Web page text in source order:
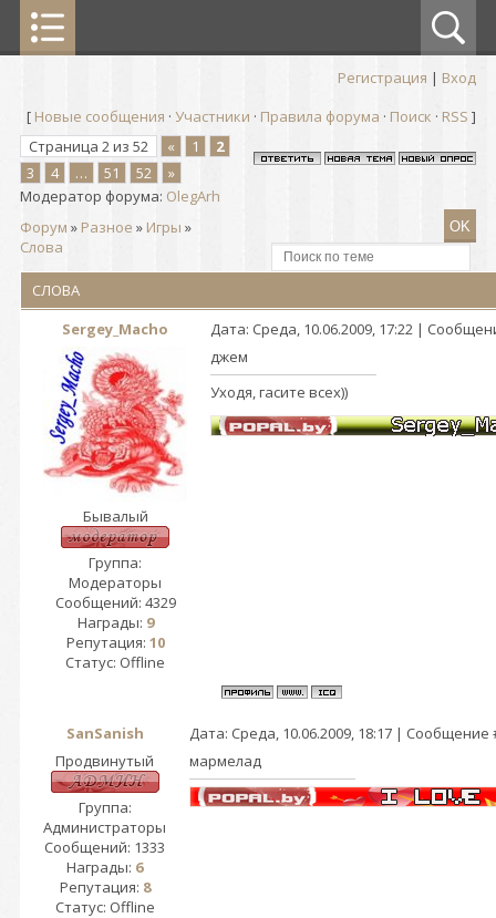
Регистрация | Вход
[ Новые сообщения · Участники · Правила форума · Поиск · RSS ]
Страница 2из 52 « 1
2
3
4 … 51 52
»
Модератор форума: OlegArh
Форум » Разное » Игры »
Cлова
CЛОВА
Sergey_Macho
Дата: Среда, 10.06.2009, 17:22 |
Бывалый
Группа:
Модераторы
Сообщений: 4329
Награды: 9
Репутация: 10
Статус: Offline
джем
Уходя, гасите всех))
SanSanish
Дата: Среда, 10.06.2009, 18:17 | Сообщение
Продвинутый
Группа:
Администраторы
Сообщений: 1333
Награды: 6
Репутация: 8
Статус: Offline
мармелад